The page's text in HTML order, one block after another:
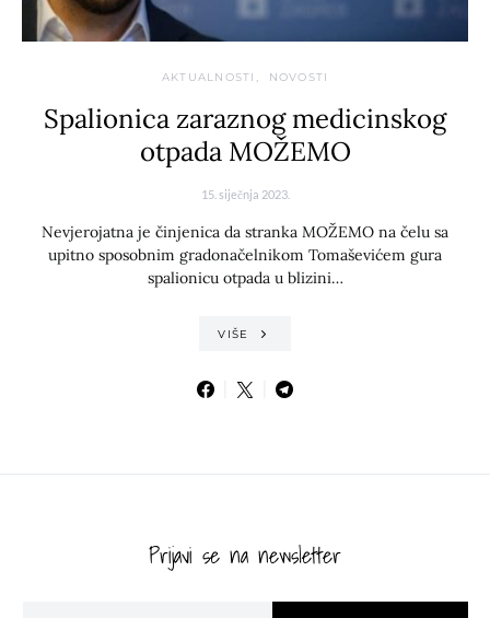
AKTUALNOSTI NOVOSTI
Spalionica zaraznog medicinskog
otpada MOŽEMO
15. siječnja 2023.
Nevjerojatna je činjenica da stranka MOŽEMO na čelu sa
upitno sposobnim gradonačelnikom Tomaševićem gura
spalionicu otpada u blizini…
VIŠE
Prijavi se na newsletter